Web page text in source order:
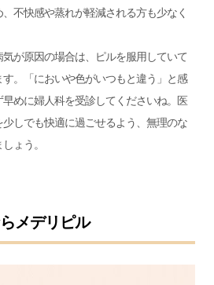
不快感や蒸れが軽減される方も少なく
が原因の場合は、ピルを服用していて
。「においや色がいつもと違う」と感
めに婦人科を受診してくださいね。医
しでも快適に過ごせるよう、無理のな
ょう。
メデリピル